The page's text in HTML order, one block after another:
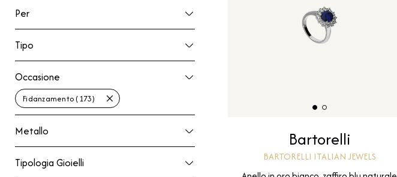
Per
Per
Tipo
Tipo
Occasione
Fidanzamento (173)
Occasione
Metallo
Metallo
Tipologia Gioielli
Tipologia Gioielli
Bartorelli
BARTORELLI ITALIAN JEWELS